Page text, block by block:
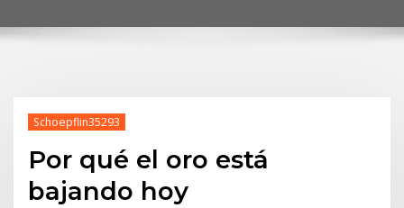
Schoepflin35293
Por qué el oro está
bajando hoy